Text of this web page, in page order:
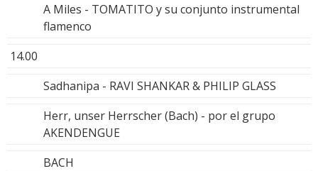
A Miles - TOMATITO y su conjunto instrumental
flamenco
14.00
Sadhanipa - RAVI SHANKAR & PHILIP GLASS
Herr, unser Herrscher (Bach) - por el grupo
AKENDENGUE
BACH